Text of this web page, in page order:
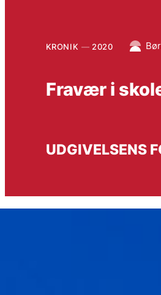
KRONIK 2020
Fravær i
UDGIVELSENS